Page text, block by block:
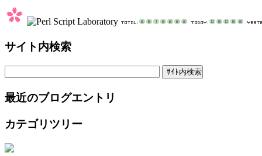
サイト内検索
最近のブログエントリ
カテゴリツリー